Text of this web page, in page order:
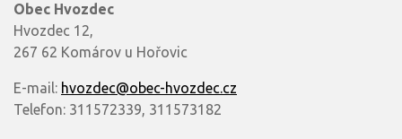
Obec Hvozdec
Hvozdec 12,
267 62 Komárov u Hořovic
E-mail: hvozdec@obec-hvozdec.cz
Telefon: 311572339, 311573182